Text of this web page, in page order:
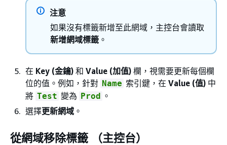
注意
如果沒有標籤新增至此網域，主控台會讀取
新增網域標籤 。
在 Key (金鑰) 和 Value (加值) 欄，視需要更新每個欄
位的值。例如，針對 Name 索引鍵，在 Value (值) 中
將 Test 變為 Prod 。
選擇更新網域 。
從網域移除標籤 （主控台）